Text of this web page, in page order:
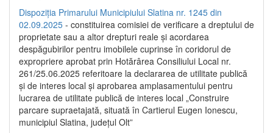
Dispoziția Primarului Municipiului Slatina nr. 1245 din
02.09.2025 - constituirea comisiei de verificare a dreptului de
proprietate sau a altor drepturi reale și acordarea
despăgubirilor pentru imobilele cuprinse în coridorul de
expropriere aprobat prin Hotărârea Consiliului Local nr.
261/25.06.2025 referitoare la declararea de utilitate publică
și de interes local și aprobarea amplasamentului pentru
lucrarea de utilitate publică de interes local „Construire
parcare supraetajată, situată în Cartierul Eugen Ionescu,
municipiul Slatina, județul Olt”